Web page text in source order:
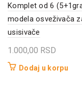
Komplet od 6
modela osveživača
usisivače
1.000,00 RSD
Dodaj u korpu